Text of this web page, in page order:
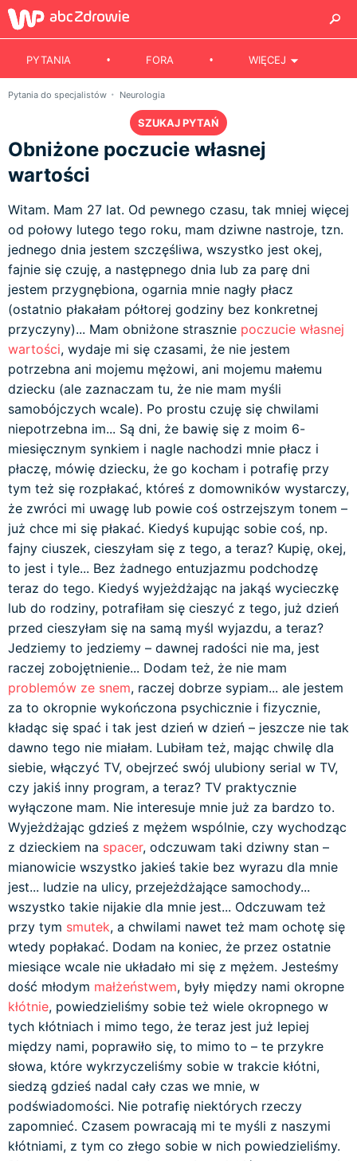
PYTANIA FORA WIĘCEJ
Pytania do specjalistów Neurologia
SZUKAJ PYTAŃ
Obniżone poczucie własnej
wartości
Witam. Mam 27 lat. Od pewnego czasu, tak mniej więcej
od połowy lutego tego roku, mam dziwne nastroje, tzn.
jednego dnia jestem szczęśliwa, wszystko jest okej,
fajnie się czuję, a następnego dnia lub za parę dni
jestem przygnębiona, ogarnia mnie nagły płacz
(ostatnio płakałam półtorej godziny bez konkretnej
przyczyny)... Mam obniżone strasznie poczucie własnej
wartości, wydaje mi się czasami, że nie jestem
potrzebna ani mojemu mężowi, ani mojemu małemu
dziecku (ale zaznaczam tu, że nie mam myśli
samobójczych wcale). Po prostu czuję się chwilami
niepotrzebna im... Są dni, że bawię się z moim 6-
miesięcznym synkiem i nagle nachodzi mnie płacz i
płaczę, mówię dziecku, że go kocham i potrafię przy
tym też się rozpłakać, któreś z domowników wystarczy,
że zwróci mi uwagę lub powie coś ostrzejszym tonem –
już chce mi się płakać. Kiedyś kupując sobie coś, np.
fajny ciuszek, cieszyłam się z tego, a teraz? Kupię, okej,
to jest i tyle... Bez żadnego entuzjazmu podchodzę
teraz do tego. Kiedyś wyjeżdżając na jakąś wycieczkę
lub do rodziny, potrafiłam się cieszyć z tego, już dzień
przed cieszyłam się na samą myśl wyjazdu, a teraz?
Jedziemy to jedziemy – dawnej radości nie ma, jest
raczej zobojętnienie... Dodam też, że nie mam
problemów ze snem, raczej dobrze sypiam... ale jestem
za to okropnie wykończona psychicznie i fizycznie,
kładąc się spać i tak jest dzień w dzień – jeszcze nie tak
dawno tego nie miałam. Lubiłam też, mając chwilę dla
siebie, włączyć TV, obejrzeć swój ulubiony serial w TV,
czy jakiś inny program, a teraz? TV praktycznie
wyłączone mam. Nie interesuje mnie już za bardzo to.
Wyjeżdżając gdzieś z mężem wspólnie, czy wychodząc
z dzieckiem na spacer, odczuwam taki dziwny stan –
mianowicie wszystko jakieś takie bez wyrazu dla mnie
jest... ludzie na ulicy, przejeżdżające samochody...
wszystko takie nijakie dla mnie jest... Odczuwam też
przy tym smutek, a chwilami nawet też mam ochotę się
wtedy popłakać. Dodam na koniec, że przez ostatnie
miesiące wcale nie układało mi się z mężem. Jesteśmy
dość młodym małżeństwem, były między nami okropne
kłótnie, powiedzieliśmy sobie też wiele okropnego w
tych kłótniach i mimo tego, że teraz jest już lepiej
między nami, poprawiło się, to mimo to – te przykre
słowa, które wykrzyczeliśmy sobie w trakcie kłótni,
siedzą gdzieś nadal cały czas we mnie, w
podświadomości. Nie potrafię niektórych rzeczy
zapomnieć. Czasem powracają mi te myśli z naszymi
kłótniami, z tym co złego sobie w nich powiedzieliśmy.